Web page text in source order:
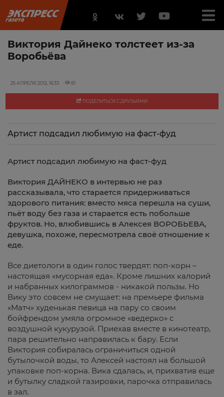
Виктория Дайнеко толстеет из-за
Воробьёва
25 АПРЕЛЯ 2012, 16:33 81
ПОДЕЛИТЬСЯ С ДРУЗЬЯМИ
Артист подсадил любимую на фаст-фуд
Артист подсадил любимую на фаст-фуд
Виктория ДАЙНЕКО в интервью не раз
рассказывала, что старается придерживаться
здорового питания: вместо мяса перешла на суши,
пьёт воду без газа и старается есть побольше
фруктов. Но, влюбившись в Алексея ВОРОБЬЕВА,
девушка, похоже, пересмотрела своё отношение к
еде.
Все диетологи в один голос твердят: поп-корн –
настоящая «мусорная еда». Кроме лишних калорий
и набранных килограммов - никакой пользы. Но
Вику это совсем не смущает: на премьере фильма
«Матч» худенькая певица на пару со своим
бойфрендом умяла огромное «ведерко» с
воздушной кукурузой. Приехав вместе в кинотеатр,
пара решительно направилась к бару. Если
Виктория собиралась ограничиться одной
бутылочкой воды, то Алексей настоял на большой
упаковке поп-корна. Вика сдалась, и, прихватив еще
и бутылку сладкой газировки, парочка отправилась
в зал.